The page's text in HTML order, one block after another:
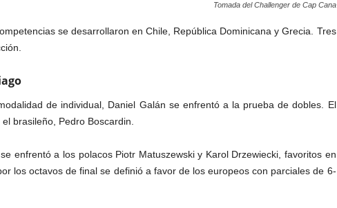
Tomada del Challenger de Cap Cana
se desarrollaron en Chile, República Dominicana y Grecia. Tres
de individual, Daniel Galán se enfrentó a la prueba de dobles. El
brasileño, Pedro Boscardin.
enfrentó a los polacos Piotr Matuszewski y Karol Drzewiecki, favoritos en
los octavos de final se definió a favor de los europeos con parciales de 6-